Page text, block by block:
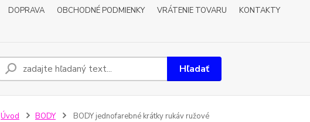
DOPRAVA OBCHODNÉ PODMIENKY VRÁTENIE TOVARU
KONTAKTY
Hľadať
Úvod BODY BODY jednofarebné krátky rukáv ružové